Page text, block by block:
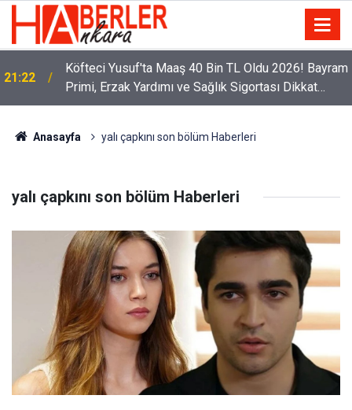
21:22
Köfteci Yusuf'ta Maaş 40 Bin TL Oldu 2026! Bayram
Primi, Erzak Yardımı ve Sağlık Sigortası Dikkat
Çekti
Anasayfa yalı çapkını son bölüm Haberleri
yalı çapkını son bölüm Haberleri